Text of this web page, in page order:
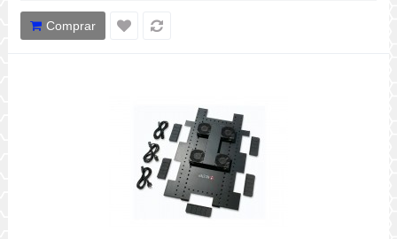
Comprar